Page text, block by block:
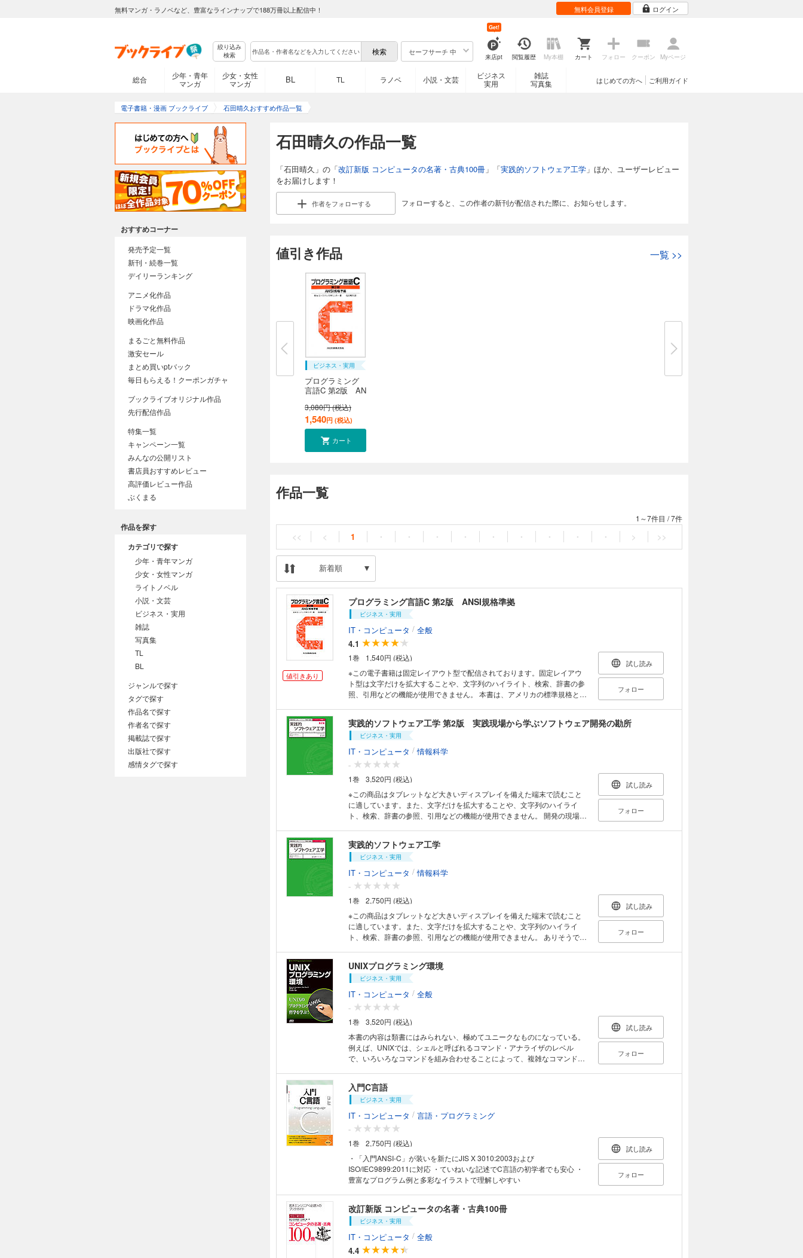
無料マンガ・ラノベなど、豊富なラインナップで188万冊以上配信中！ 無料会員登録 ログイン
絞り込み
検索
セーフサーチ 中
来店pt
Get!
閲覧履歴 My本棚 カート フォロー クーポン Myページ
総合
少年・青年
マンガ
少女・女性
マンガ
BL TL ラノベ 小説・文芸
ビジネス
実用
雑誌
写真集
ご利用ガイド
はじめての方へ
電子書籍・漫画 ブックライブ 石田晴久おすすめ作品一覧
石田晴久の作品一覧
「石田晴久」の「改訂新版 コンピュータの名著・古典100冊 」「実践的ソフトウェア工学 」ほか、ユーザーレビュー
をお届けします！
作者をフォローする フォローすると、この作者の新刊が配信された際に、お知らせします。
値引き作品 一覧 >>
ビジネス・実用
プログラミング
言語C 第2版 AN
3,080円 (税込)
1,540円 (税込)
カート
作品一覧
1～7件目 /7件
<< < 1 ・ ・ ・ ・ ・ ・ ・ ・ ・ > >>
新着順
値引きあり
プログラミング言語C 第2版 ANSI規格準拠
ビジネス・実用
IT・コンピュータ / 全般
4.1
1巻
1,540円 (税込)
※この電子書籍は固定レイアウト型で配信されております。固定レイアウ
ト型は文字だけを拡大することや、文字列のハイライト、検索、辞書の参
照、引用などの機能が使用できません。 本書は、アメリカの標準規格とし
ル研で1973年に開発して以来、多くのプログラマに使われているから、そ
の仕様変更はちょっと不可能ということになるが、アメリカはあえて、そ
のCの仕様変更・機能拡張をやってのけた。これでCが近代的なプログラ
ミング言語としてよみがえったのだからすばらしい。 本書の付録Cの要約
でもわかる通り、ANSI規格による変更（機能拡張）はそう大幅なものでは
ないが、重要な改良点を多く含んでいる。Cによるプログラミングは、こ
れまで自由度がありすぎて危険だとよくいわれてきたが、ANSIによって改
良された結果、Cによるプログラミングの安全性は大いに向上した。これ
でCの寿命は一段と長くなり、Cは今後ますます広く使われることになる
であろう。
試し読み
フォロー
実践的ソフトウェア工学 第2版 実践現場から学ぶソフトウェア開発の勘所
ビジネス・実用
IT・コンピュータ /情報科学
-
1巻
3,520円 (税込)
※この商品はタブレットなど大きいディスプレイを備えた端末で読むこと
に適しています。また、文字だけを拡大することや、文字列のハイライ
ト、検索、辞書の参照、引用などの機能が使用できません。 開発の現場で
座1 実践的ソフトウェア工学』の第2版。初版を踏襲した章構成に掲載項
目追加し、新たに用語解説等も加え、より内容を充実させた。 ソフトウ
ェア工学の知識を持たない初学者でも、開発現場で生かせる理論までを学
ぶことができる1冊。現場技術者の学び直しにも最適。
試し読み
フォロー
実践的ソフトウェア工学
ビジネス・実用
IT・コンピュータ /情報科学
-
1巻
2,750円 (税込)
※この商品はタブレットなど大きいディスプレイを備えた端末で読むこと
に適しています。また、文字だけを拡大することや、文字列のハイライ
ト、検索、辞書の参照、引用などの機能が使用できません。 ありそうで無
語る基本とエッセンス！ ソフトウェア工学は、ソフトウェア開発に内在す
る課題や問題を解決する土台となる基礎知識。しかし、様々な要素が複雑
に絡まる開発現場では、抽象化された理論では対応しきれない面があるこ
とも否定できない。本書は著者が長く開発の第一線で活躍してきた中で、
理論と経験を現場で活かせる知識として体系化した、実践に使えるソフト
ウェア工学の解説書。エンジニアの目からウロコの１冊です。
試し読み
フォロー
UNIXプログラミング環境
ビジネス・実用
IT・コンピュータ / 全般
-
1巻
3,520円 (税込)
本書の内容は類書にはみられない、極めてユニークなものになっている。
例えば、UNIXでは、シェルと呼ばれるコマンド・アナライザのレベル
で、いろいろなコマンドを組み合わせることによって、複雑なコマンドを
ていたが、本書にはいろいろと教えられた。UNIXには、自分がまだ全く
使ったことのない機能、使い方さえ想像できなかった機能が数多くあるこ
とに改めて驚嘆している。（"監訳者まえがき"より）
試し読み
フォロー
入門C言語
ビジネス・実用
IT・コンピュータ / 言語・プログラミング
-
1巻
2,750円 (税込)
・「入門ANSI-C」が装いを新たにJIS X 3010:2003および
ISO/IEC9899:2011に対応 ・ていねいな記述でC言語の初学者でも安心 ・
豊富なプログラム例と多彩なイラストで理解しやすい
試し読み
フォロー
改訂新版 コンピュータの名著・古典100冊
ビジネス・実用
IT・コンピュータ / 全般
4.4
おすすめコーナー
発売予定一覧
新刊・続巻一覧
デイリーランキング
アニメ化作品
ドラマ化作品
映画化作品
まるごと無料作品
激安セール
まとめ買いptバック
毎日もらえる！クーポンガチャ
ブックライブオリジナル作品
先行配信作品
特集一覧
キャンペーン一覧
みんなの公開リスト
書店員おすすめレビュー
高評価レビュー作品
ぶくまる
作品を探す
カテゴリで探す
少年・青年マンガ
少女・女性マンガ
ライトノベル
小説・文芸
ビジネス・実用
雑誌
写真集
TL
BL
ジャンルで探す
タグで探す
作品名で探す
作者名で探す
掲載誌で探す
出版社で探す
感情タグで探す